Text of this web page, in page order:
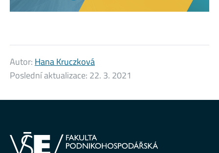
Autor: Hana Kruczková
Poslední aktualizace: 22. 3. 2021